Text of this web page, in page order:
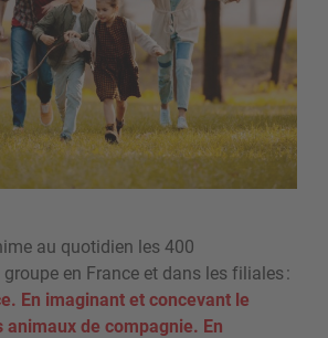
au quotidien les 400
en France et dans les filiales :
En imaginant et concevant le
de compagnie. En